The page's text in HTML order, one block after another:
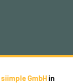
siimple GmbHin